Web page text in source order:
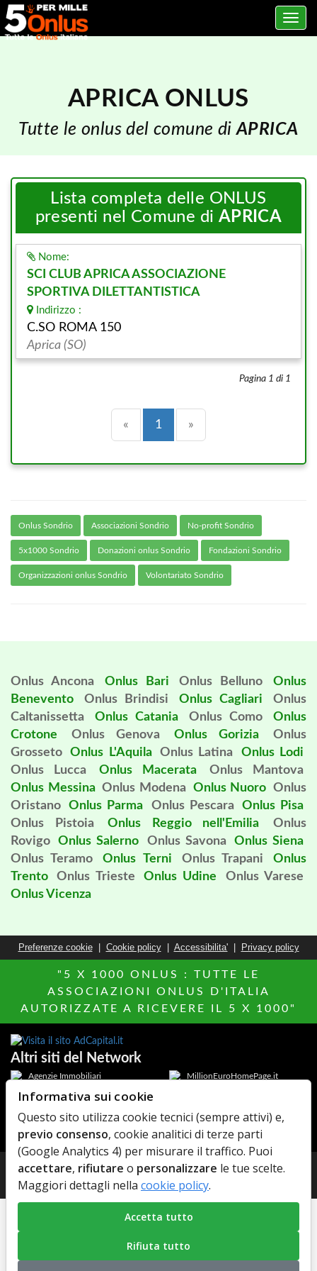
Toggle
APRICA ONLUS
Tutte le onlus del comune diAPRICA
Lista completa delle ONLUS
presenti nel Comune di APRICA
Nome:
SCI CLUB APRICA ASSOCIAZIONE
SPORTIVA DILETTANTISTICA
Indirizzo :
C.SO ROMA 150
Aprica (SO)
Pagina 1 di 1
« Precedente
1 (current)
»
Onlus Sondrio Associazioni Sondrio No-profit Sondrio
5x1000 Sondrio Donazioni onlus Sondrio Fondazioni Sondrio
Organizzazioni onlus Sondrio Volontariato Sondrio
Onlus Ancona Onlus Bari Onlus Belluno
Onlus
Benevento
Onlus Brindisi Onlus Cagliari
Onlus
Caltanissetta
Onlus Catania Onlus Como
Onlus
Crotone
Onlus Genova Onlus Gorizia
Onlus
Grosseto
Onlus L'Aquila Onlus Latina
Onlus Lodi
Onlus Lucca
Onlus Macerata
Onlus Mantova
Onlus Messina Onlus Modena Onlus Nuoro Onlus
Oristano
Onlus Parma Onlus Pescara
Onlus Pisa
Onlus Pistoia
Onlus Reggio nell'Emilia
Onlus
Rovigo
Onlus Salerno Onlus Savona
Onlus Siena
Onlus Teramo
Onlus Terni Onlus Trapani
Onlus
Trento
Onlus Trieste Onlus Udine
Onlus Varese
Onlus Vicenza
Preferenze cookie| Cookie policy| Accessibilita'| Privacy policy
"5 X 1000 ONLUS : TUTTE LE
ASSOCIAZIONI ONLUS D'ITALIA
AUTORIZZATE A RICEVERE IL 5 X 1000"
Altri siti del Network
Agenzie Immobiliari MillionEuroHomePage.it
Hotels Italia
Elenco Farmaci AdCapital
MediacareFibra
© Copyright 2026 AdCapital S.r.L. - P.Iva: IT11372821006 -
Privacy Policy-Cookie Policy
Informativa sui cookie
Questo sito utilizza cookie tecnici (sempre attivi) e,
previo consenso, cookie analitici di terze parti
(Google Analytics 4) per misurare il traffico. Puoi
accettare, rifiutare o personalizzare le tue scelte.
Maggiori dettagli nella cookie policy.
Accetta tutto
Rifiuta tutto